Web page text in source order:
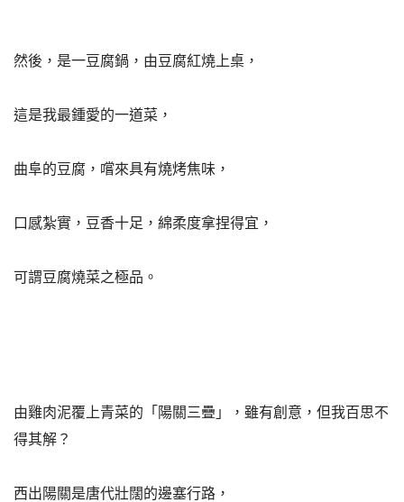
然後，是一豆腐鍋，由豆腐紅燒上桌，
這是我最鍾愛的一道菜，
曲阜的豆腐，嚐來具有燒烤焦味，
口感紮實，豆香十足，綿柔度拿捏得宜，
可謂豆腐燒菜之極品。
由雞肉泥覆上青菜的「陽關三疊」，雖有創意，但我百思不
得其解？
西出陽關是唐代壯闊的邊塞行路，